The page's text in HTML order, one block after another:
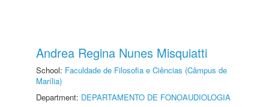
Andrea Regina Nunes Misquiatti
School: Faculdade de Filosofia e Ciências (Câmpus de
Marília)
Department: DEPARTAMENTO DE FONOAUDIOLOGIA